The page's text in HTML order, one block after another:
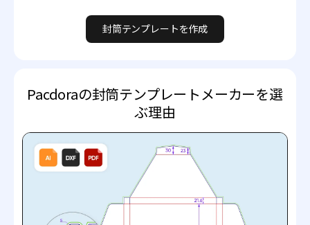
封筒テンプレートを作成
Pacdoraの封筒テンプレートメーカーを選
ぶ理由